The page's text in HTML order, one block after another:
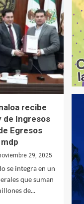
recibe
de Ingresos
Egresos
29, 2025
se integra en un
que suman
de...